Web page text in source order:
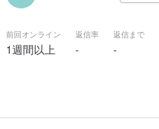
前回オンライン
1週間以上
返信率
-
返信まで
-